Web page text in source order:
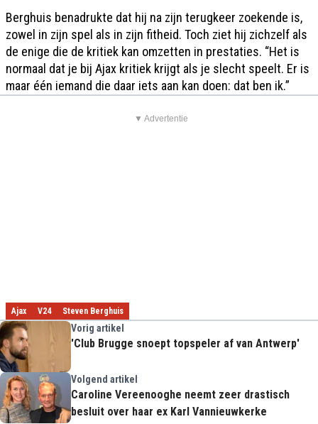
Berghuis benadrukte dat hij na zijn terugkeer zoekende is,
zowel in zijn spel als in zijn fitheid. Toch ziet hij zichzelf als
de enige die de kritiek kan omzetten in prestaties. “Het is
normaal dat je bij Ajax kritiek krijgt als je slecht speelt. Er is
maar één iemand die daar iets aan kan doen: dat ben ik.”
▼ Advertentie
Ajax V24 Steven Berghuis
Vorig artikel
'Club Brugge snoept topspeler af van Antwerp'
Volgend artikel
Caroline Vereenooghe neemt zeer drastisch
besluit over haar ex Karl Vannieuwkerke